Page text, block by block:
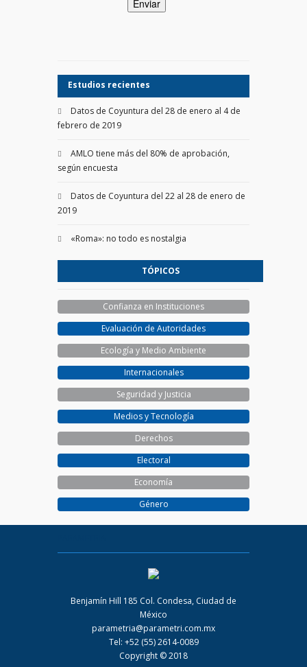
Estudios recientes
Datos de Coyuntura del 28 de enero al 4 de
febrero de 2019
AMLO tiene más del 80% de aprobación,
según encuesta
Datos de Coyuntura del 22 al 28 de enero de
2019
«Roma»: no todo es nostalgia
TÓPICOS
Confianza en Instituciones
Evaluación de Autoridades
Ecología y Medio Ambiente
Internacionales
Seguridad y Justicia
Medios y Tecnología
Derechos
Electoral
Economía
Género
Benjamín Hill 185 Col. Condesa, Ciudad de
México
parametria@parametri.com.mx
Tel: +52 (55) 2614-0089
Copyright © 2018